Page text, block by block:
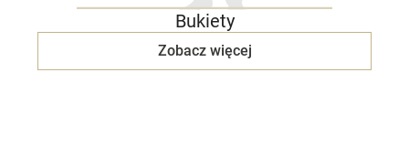
Bukiety
Zobacz więcej